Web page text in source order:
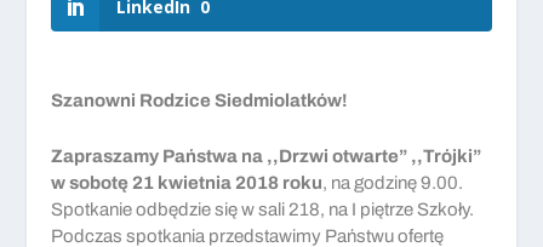
LinkedIn 0
Szanowni Rodzice Siedmiolatków!
Zapraszamy Państwa na ,,Drzwi otwarte” ,,Trójki”
w sobotę 21 kwietnia 2018 roku, na godzinę 9.00.
Spotkanie odbędzie się w sali 218, na I piętrze Szkoły.
Podczas spotkania przedstawimy Państwu ofertę